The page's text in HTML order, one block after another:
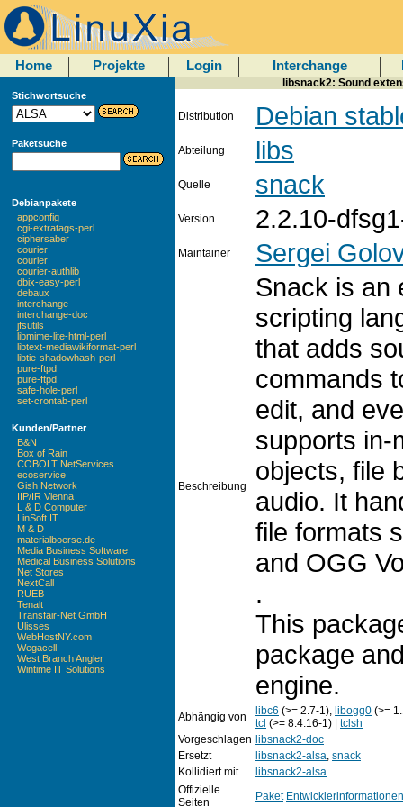
Home Projekte Login Interchange
Stichwortsuche
Paketsuche
Debianpakete
appconfig
cgi-extratags-perl
ciphersaber
courier
courier
courier-authlib
dbix-easy-perl
debaux
interchange
interchange-doc
jfsutils
libmime-lite-html-perl
libtext-mediawikiformat-perl
libtie-shadowhash-perl
pure-ftpd
pure-ftpd
safe-hole-perl
set-crontab-perl
Kunden/Partner
B&N
Box of Rain
COBOLT NetServices
ecoservice
Gish Network
IIP/IR Vienna
L & D Computer
LinSoft IT
M & D
materialboerse.de
Media Business Software
Medical Business Solutions
Net Stores
NextCall
RUEB
Tenalt
Transfair-Net GmbH
Ulisses
WebHostNY.com
Wegacell
West Branch Angler
Wintime IT Solutions
libsnack2: Sound
Distribution Debian
Abteilung libs
Quelle snack
Version 2.2.10-
Maintainer Sergei
Beschreibung
Snack is an
scripting
that adds
commands
edit, and
supports in-
objects, file
audio. It
file formats
and OGG
.
This
package
engine.
Abhängig von libc6 (>= 2.7-1), libogg0 (>=
tcl (>= 8.4.16-1) | tclsh
Vorgeschlagen libsnack2-doc
Ersetzt
libsnack2-alsa, snack
Kollidiert mit
libsnack2-alsa
Offizielle
Seiten
Paket Entwicklerinformationen